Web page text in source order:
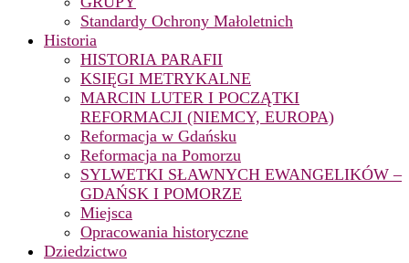
Standardy Ochrony Małoletnich
Historia
HISTORIA PARAFII
KSIĘGI METRYKALNE
MARCIN LUTER I POCZĄTKI
REFORMACJI (NIEMCY, EUROPA)
Reformacja w Gdańsku
Reformacja na Pomorzu
SYLWETKI SŁAWNYCH EWANGELIKÓW –
GDAŃSK I POMORZE
Miejsca
Opracowania historyczne
Dziedzictwo